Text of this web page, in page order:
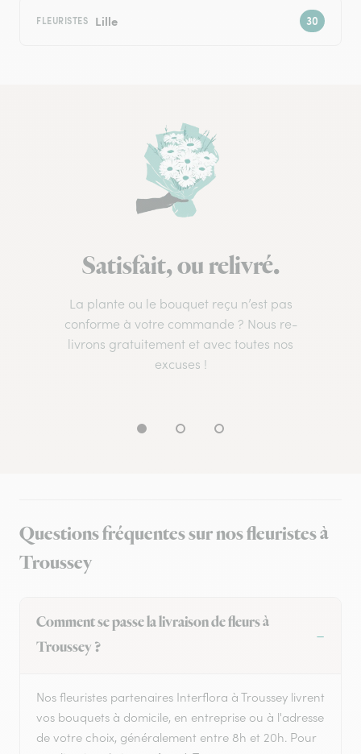
FLEURISTES Lille
Satisfait, ou relivré.
La plante ou le bouquet reçu n’est pas
conforme à votre commande ? Nous re-
livrons gratuitement et avec toutes nos
excuses !
Questions fréquentes sur nos fleuristes à
Troussey
Comment se passe la livraison de fleurs à
Troussey ?
Nos fleuristes partenaires Interflora à Troussey livrent
vos bouquets à domicile, en entreprise ou à l'adresse
de votre choix, généralement entre 8h et 20h. Pour